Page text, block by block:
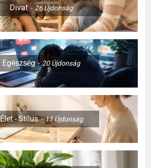
Divat 26Újdonság
Egészség 20Újdonság
Élet - Stílus 15Újdonság